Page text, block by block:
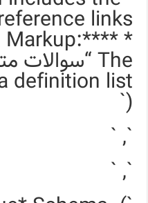
links.
Markup:**
definition list
(`
`, `
`, `